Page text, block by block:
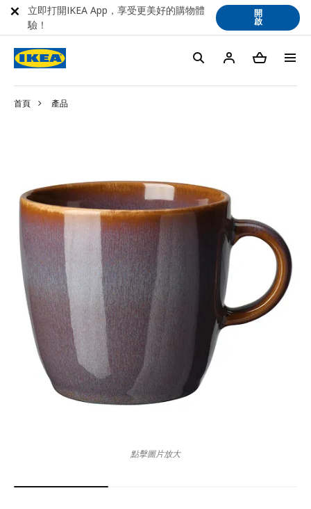
首頁 產品
點擊圖片放大
立即打開IKEA App，享受更美好的購物體
驗！
開
啟